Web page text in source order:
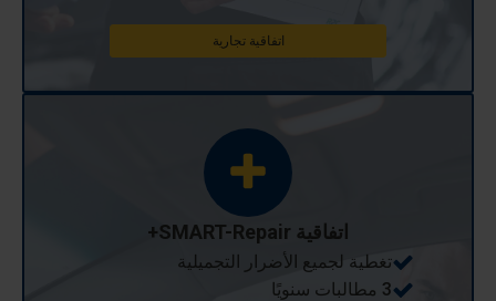
اتفاقية تجارية
اتفاقية SMART-Repair+
تغطية لجميع الأضرار التجميلية
3 مطالبات سنويًا